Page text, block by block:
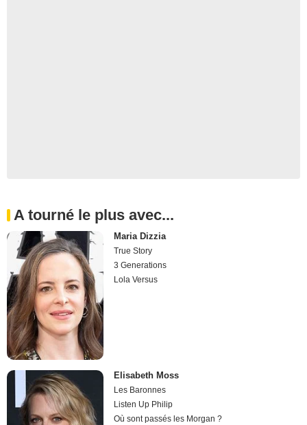
A tourné le plus avec...
Maria Dizzia
True Story
3 Generations
Lola Versus
Elisabeth Moss
Les Baronnes
Listen Up Philip
Où sont passés les Morgan ?